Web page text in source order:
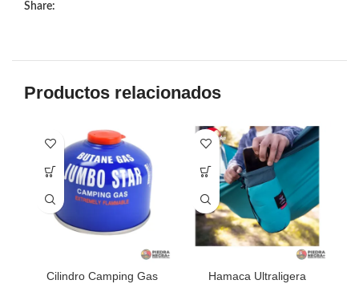
Share:
Productos relacionados
Cilindro Camping Gas
Hamaca Ultraligera